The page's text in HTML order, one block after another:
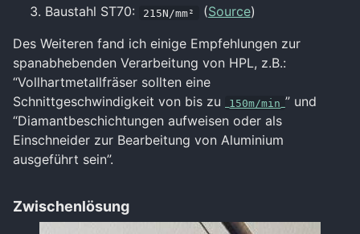
Baustahl ST70:
215N/mm² (Source)
Des Weiteren fand ich einige Empfehlungen zur
spanabhebenden Verarbeitung von HPL, z.B.:
“Vollhartmetallfräser sollten eine
Schnittgeschwindigkeit von bis zu
150m/min ” und
“Diamantbeschichtungen aufweisen oder als
Einschneider zur Bearbeitung von Aluminium
ausgeführt sein”.
Zwischenlösung